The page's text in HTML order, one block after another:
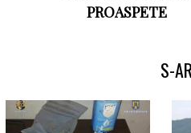
PROASPETE
S-